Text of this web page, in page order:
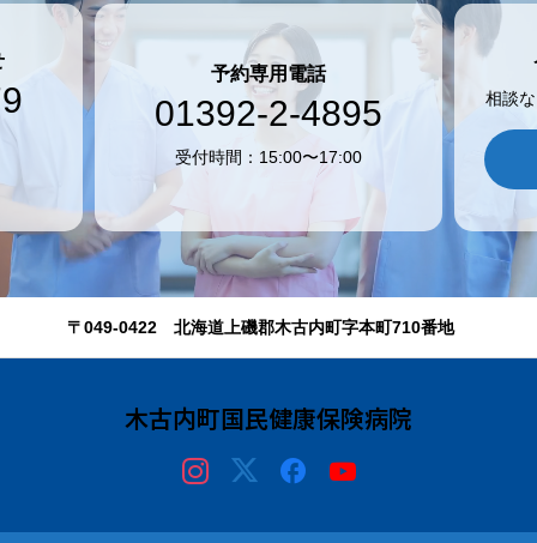
予約専用電話
01392-2-4895
受付時間：15:00〜17:00
相談
〒049-0422 北海道上磯郡木古内町字本町710番地
木古内町国民健康保険病院